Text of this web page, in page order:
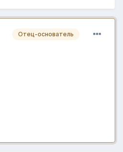
Отец-основатель